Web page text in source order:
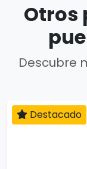
Otros
Descubre
Destacado